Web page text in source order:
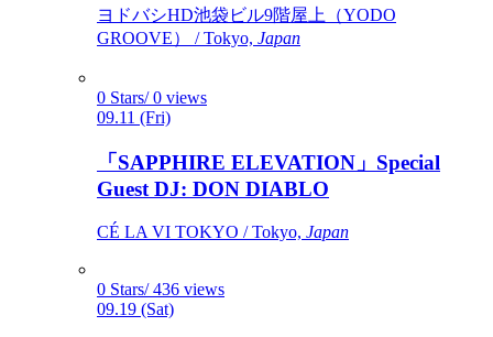
ヨドバシHD池袋ビル9階屋上（YODO
GROOVE） / Tokyo, Japan
0 Stars/ 0 views
09.11 (Fri)
「SAPPHIRE ELEVATION」Special
Guest DJ: DON DIABLO
CÉ LA VI TOKYO / Tokyo, Japan
0 Stars/ 436 views
09.19 (Sat)